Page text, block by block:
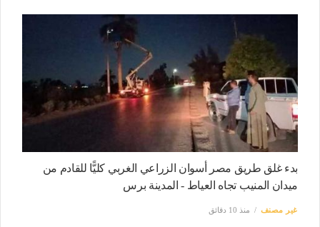
بدء غلق طريق مصر أسوان الزراعي الغربي كليًّا للقادم من
ميدان المنيب تجاه العياط - المدينة برس
غير مصنف منذ 10 دقائق